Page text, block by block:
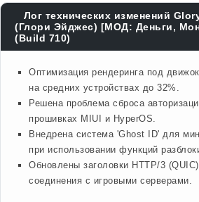
Лог технических изменений
(Глори Эйджес) [МОД: Деньги,
(Build 710)
Оптимизация рендеринга под
на средних устройствах до 32%.
Решена проблема сброса
прошивках MIUI и HyperOS.
Внедрена система 'Ghost ID' для
при использовании функций
Обновлены заголовки HTTP/3
соединения с игровыми серверами.